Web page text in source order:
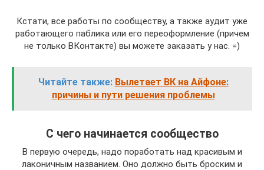
Кстати, все работы по сообществу, а также аудит уже
работающего паблика или его переоформление (причем
не только ВКонтакте) вы можете заказать у нас. =)
Читайте также: Вылетает ВК на Айфоне:
причины и пути решения проблемы
С чего начинается сообщество
В первую очередь, надо поработать над красивым и
лаконичным названием. Оно должно быть броским и